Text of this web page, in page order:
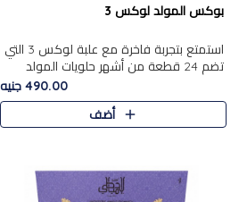
بوكس المولد لوكس 3
استمتع بتجربة فاخرة مع علبة لوكس 3 التي
تضم 24 قطعة من أشهر حلويات المولد
الشرقية المختارة بعناية. تحتوي التشكيلة على
الجزرية بالفول، والملب..
490.00 جنيه
أضف